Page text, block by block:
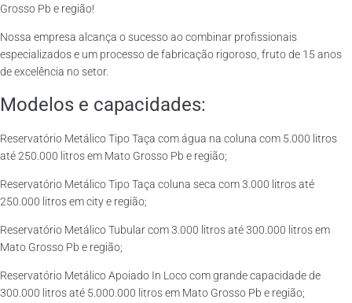
Grosso Pb e região!
Nossa empresa alcança o sucesso ao combinar profissionais
especializados e um processo de fabricação rigoroso, fruto de 15 anos
de excelência no setor.
Modelos e capacidades:
Reservatório Metálico Tipo Taça com água na coluna com 5.000 litros
até 250.000 litros em Mato Grosso Pb e região;
Reservatório Metálico Tipo Taça coluna seca com 3.000 litros até
250.000 litros em city e região;
Reservatório Metálico Tubular com 3.000 litros até 300.000 litros em
Mato Grosso Pb e região;
Reservatório Metálico Apoiado In Loco com grande capacidade de
300.000 litros até 5.000.000 litros em Mato Grosso Pb e região;